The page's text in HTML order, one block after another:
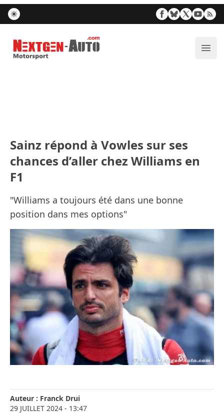
Nextgen-Auto.com
Sainz répond à Vowles sur ses
chances d’aller chez Williams en
F1
"Williams a toujours été dans une bonne
position dans mes options"
Auteur : Franck Drui
29 JUILLET 2024 - 13:47